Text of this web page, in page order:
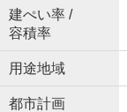
建ぺい率 /
容積率
用途地域
都市計画